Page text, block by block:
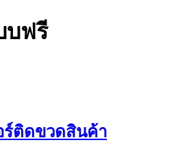
บฟรี
ร์ติดขวดสินค้า